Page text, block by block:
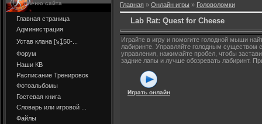
Меню сайта
Главная страница
Администрация
Устав клана [๖ۣۜ150-...
Форум
Наши КВ
Расписание Тренировок
Фотоальбомы
Гостевая книга
Словарь или игровой ...
Файлы
Главная » Онлайн игры » Головоломки
Lab Rat: Quest for Cheese
Играйте в игру и помогите голодной мыши
лабиринте. Управляйте голодным существом
управления, нажимайте пробел, чтобы
задние лапы и лучше обозревать лабиринт.
Играть онлайн